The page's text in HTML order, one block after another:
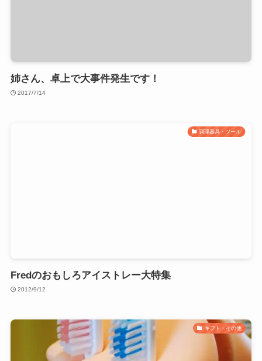
姉さん、卓上で大事件発生です！
2017/7/14
調理器具・ツール
Fredのおもしろアイストレー大特集
2012/9/12
ギフト・その他